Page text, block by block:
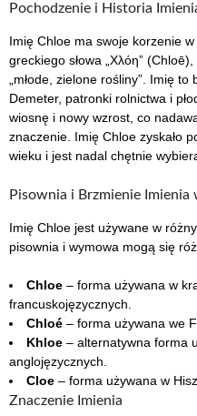
Pochodzenie i Historia
Imię Chloe ma swoje korzenie
greckiego słowa „Χλόη”
„młode, zielone rośliny”. Imię
Demeter, patronki rolnictwa i
wiosnę i nowy wzrost, co
znaczenie. Imię Chloe zyskało
wieku i jest nadal chętnie
Pisownia i Brzmienie
Imię Chloe jest używane w
pisownia i wymowa mogą się
Chloe – forma używana w
francuskojęzycznych.
Chloé – forma używana we
Khloe – alternatywna forma
anglojęzycznych.
Cloe – forma używana w
Znaczenie Imienia